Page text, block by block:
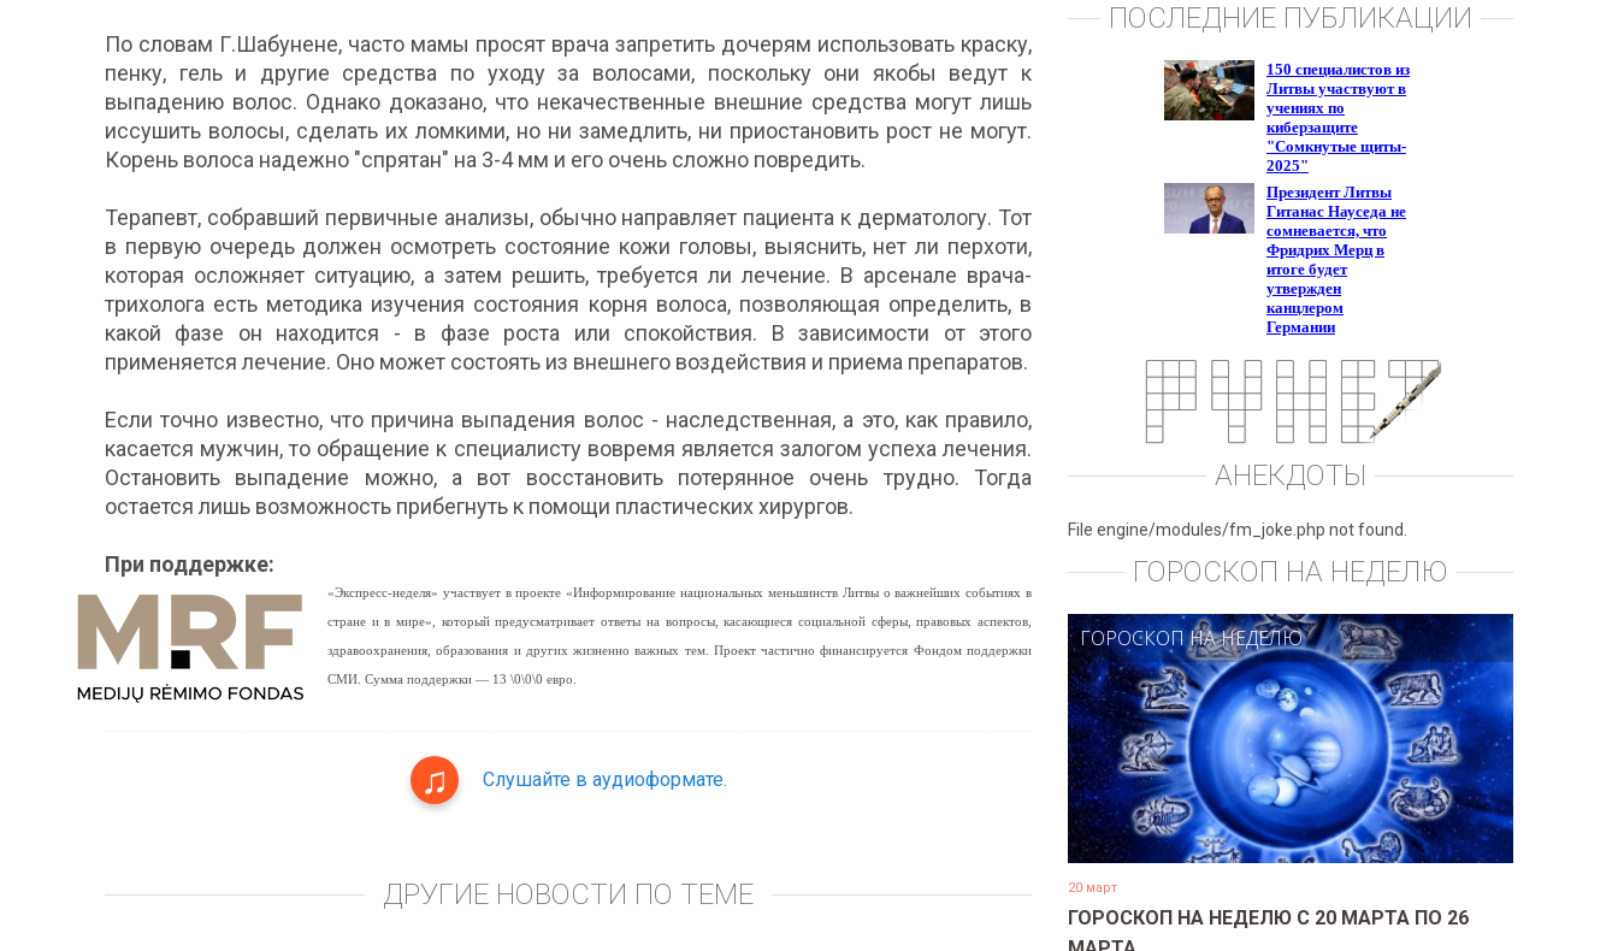
По словам Г.Шабунене, часто мамы просят врача запретить дочерям использовать краску,
пенку, гель и другие средства по уходу за волосами, поскольку они якобы ведут к
выпадению волос. Однако доказано, что некачественные внешние средства могут лишь
иссушить волосы, сделать их ломкими, но ни замедлить, ни приостановить рост не могут.
Корень волоса надежно "спрятан" на 3-4 мм и его очень сложно повредить.
Терапевт, собравший первичные анализы, обычно направляет пациента к дерматологу. Тот
в первую очередь должен осмотреть состояние кожи головы, выяснить, нет ли перхоти,
которая осложняет ситуацию, а затем решить, требуется ли лечение. В арсенале врача-
трихолога есть методика изучения состояния корня волоса, позволяющая определить, в
какой фазе он находится - в фазе роста или спокойствия. В зависимости от этого
применяется лечение. Оно может состоять из внешнего воздействия и приема препаратов.
Если точно известно, что причина выпадения волос - наследственная, а это, как правило,
касается мужчин, то обращение к специалисту вовремя является залогом успеха лечения.
Остановить выпадение можно, а вот восстановить потерянное очень трудно. Тогда
остается лишь возможность прибегнуть к помощи пластических хирургов.
При поддержке:
«Экспресс-неделя» участвует в проекте «Информирование национальных меньшинств Литвы о важнейших событиях в
стране и в мире», который предусматривает ответы на вопросы, касающиеся социальной сферы, правовых аспектов,
здравоохранения, образования и других жизненно важных тем. Проект частично финансируется Фондом поддержки
СМИ. Сумма поддержки — 13 \0\0\0 евро.
Слушайте в аудиоформате.
ДРУГИЕ НОВОСТИ ПО ТЕМЕ
ПОСЛЕДНИЕ ПУБЛИКАЦИИ
АНЕКДОТЫ
File engine/modules/fm_joke.php not found.
ГОРОСКОП НА НЕДЕЛЮ
ГОРОСКОП НА НЕДЕЛЮ
20 март
ГОРОСКОП НА НЕДЕЛЮ С 20 МАРТА ПО 26